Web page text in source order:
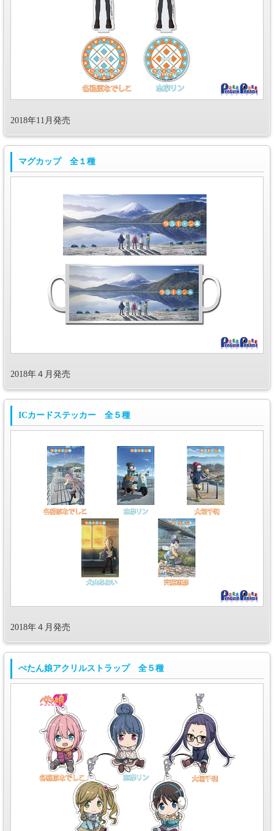
2018年11月発売
マグカップ 全１種
2018年４月発売
ICカードステッカー 全５種
2018年４月発売
ぺたん娘アクリルストラップ 全５種